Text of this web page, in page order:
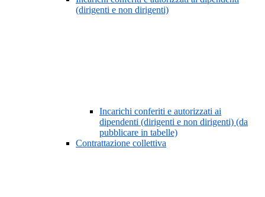
(dirigenti e non dirigenti)
Incarichi conferiti e autorizzati ai
dipendenti (dirigenti e non dirigenti) (da
pubblicare in tabelle)
Contrattazione collettiva